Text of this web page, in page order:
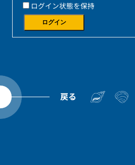
ログイン状態を保持
ログイン
戻る